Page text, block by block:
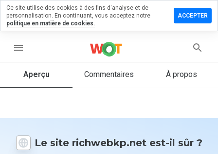
menu
Aperçu Commentaires À propos
Le site richwebkp.net est-il sûr ?
un
1 et 5
vous à ce
site ?
Ce site utilise des cookies à des fins d'analyse et de
personnalisation. En continuant, vous acceptez notre
politique en matière de cookies.
ACCEPTER